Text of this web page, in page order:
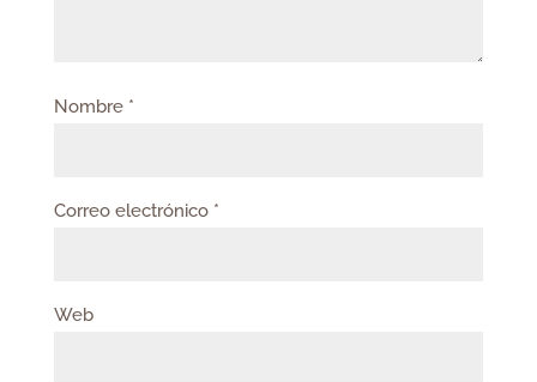
Nombre *
Correo electrónico *
Web